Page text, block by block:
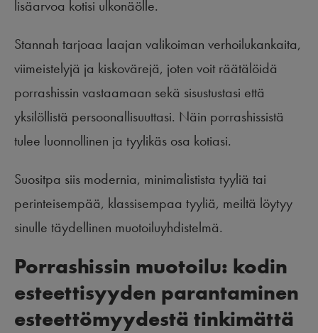
lisäarvoa kotisi ulkonäölle.
Stannah tarjoaa laajan valikoiman verhoilukankaita,
viimeistelyjä ja kiskovärejä, joten voit räätälöidä
porrashissin vastaamaan sekä sisustustasi että
yksilöllistä persoonallisuuttasi. Näin porrashissistä
tulee luonnollinen ja tyylikäs osa kotiasi.
Suositpa siis modernia, minimalistista tyyliä tai
perinteisempää, klassisempaa tyyliä, meiltä löytyy
sinulle täydellinen muotoiluyhdistelmä.
Porrashissin muotoilu: kodin
esteettisyyden parantaminen
esteettömyydestä tinkimättä